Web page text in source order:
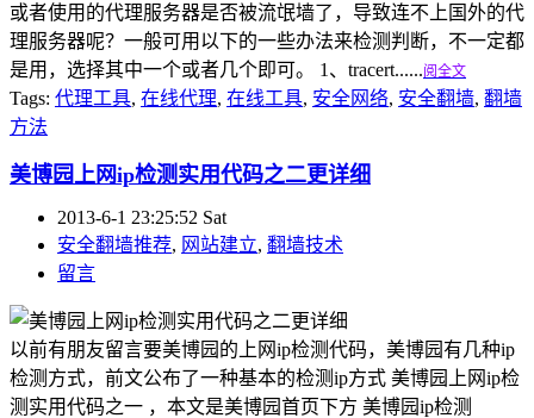
或者使用的代理服务器是否被流氓墙了，导致连不上国外的代
理服务器呢？一般可用以下的一些办法来检测判断，不一定都
是用，选择其中一个或者几个即可。 1、tracert......阅全文
Tags: 代理工具, 在线代理, 在线工具, 安全网络, 安全翻墙, 翻墙
方法
美博园上网ip检测实用代码之二更详细
2013-6-1 23:25:52 Sat
安全翻墙推荐, 网站建立, 翻墙技术
留言
以前有朋友留言要美博园的上网ip检测代码，美博园有几种ip
检测方式，前文公布了一种基本的检测ip方式 美博园上网ip检
测实用代码之一 ，本文是美博园首页下方 美博园ip检测